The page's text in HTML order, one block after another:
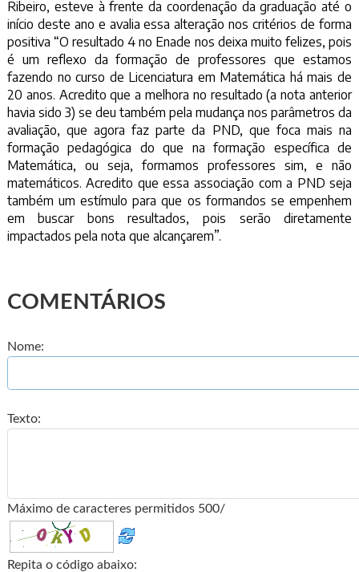
Ribeiro, esteve à frente da coordenação da graduação até o
início deste ano e avalia essa alteração nos critérios de forma
positiva “O resultado 4 no Enade nos deixa muito felizes, pois
é um reflexo da formação de professores que estamos
fazendo no curso de Licenciatura em Matemática há mais de
20 anos. Acredito que a melhora no resultado (a nota anterior
havia sido 3) se deu também pela mudança nos parâmetros da
avaliação, que agora faz parte da PND, que foca mais na
formação pedagógica do que na formação específica de
Matemática, ou seja, formamos professores sim, e não
matemáticos. Acredito que essa associação com a PND seja
também um estímulo para que os formandos se empenhem
em buscar bons resultados, pois serão diretamente
impactados pela nota que alcançarem”.
COMENTÁRIOS
Nome:
Texto:
Máximo de caracteres permitidos 500/
Repita o código abaixo: